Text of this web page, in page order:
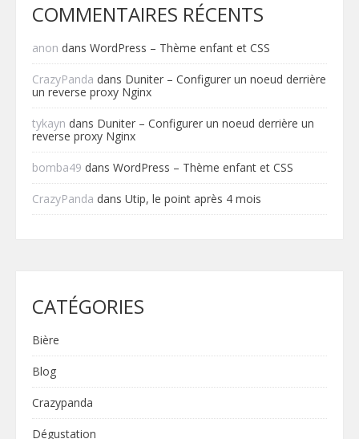
COMMENTAIRES RÉCENTS
anon dans WordPress – Thème enfant et CSS
CrazyPanda dans Duniter – Configurer un noeud derrière
un reverse proxy Nginx
tykayn dans Duniter – Configurer un noeud derrière un
reverse proxy Nginx
bomba49 dans WordPress – Thème enfant et CSS
CrazyPanda dans Utip, le point après 4 mois
CATÉGORIES
Bière
Blog
Crazypanda
Dégustation